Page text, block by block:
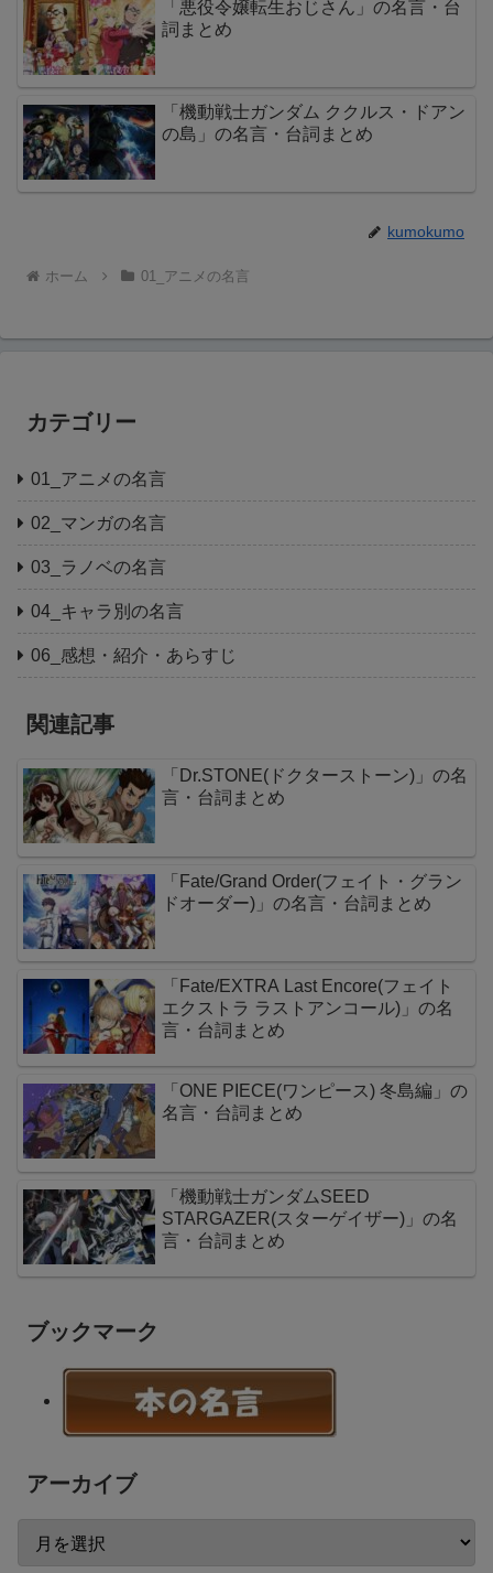
「悪役令嬢転生おじさん」の名言・台
詞まとめ
「機動戦士ガンダム ククルス・ドアン
の島」の名言・台詞まとめ
kumokumo
ホーム 01_アニメの名言
カテゴリー
01_アニメの名言
02_マンガの名言
03_ラノベの名言
04_キャラ別の名言
06_感想・紹介・あらすじ
関連記事
「Dr.STONE(ドクターストーン)」の名
言・台詞まとめ
「Fate/Grand Order(フェイト・グラン
ドオーダー)」の名言・台詞まとめ
「Fate/EXTRA Last Encore(フェイト
エクストラ ラストアンコール)」の名
言・台詞まとめ
「ONE PIECE(ワンピース) 冬島編」の
名言・台詞まとめ
「機動戦士ガンダムSEED
STARGAZER(スターゲイザー)」の名
言・台詞まとめ
ブックマーク
アーカイブ